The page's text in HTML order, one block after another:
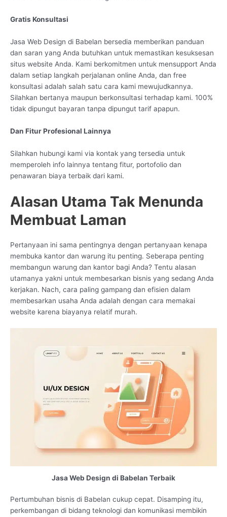
Gratis Konsultasi
Jasa Web Design di Babelan bersedia memberikan panduan
dan saran yang Anda butuhkan untuk memastikan kesuksesan
situs website Anda. Kami berkomitmen untuk mensupport Anda
dalam setiap langkah perjalanan online Anda, dan free
konsultasi adalah salah satu cara kami mewujudkannya.
Silahkan bertanya maupun berkonsultasi terhadap kami. 100%
tidak dipungut bayaran tanpa dipungut tarif apapun.
Dan Fitur Profesional Lainnya
Silahkan hubungi kami via kontak yang tersedia untuk
memperoleh info lainnya tentang fitur, portofolio dan
penawaran biaya terbaik dari kami.
Alasan Utama Tak Menunda
Membuat Laman
Pertanyaan ini sama pentingnya dengan pertanyaan kenapa
membuka kantor dan warung itu penting. Seberapa penting
membangun warung dan kantor bagi Anda? Tentu alasan
utamanya yakni untuk membesarkan bisnis yang sedang Anda
kerjakan. Nach, cara paling gampang dan efisien dalam
membesarkan usaha Anda adalah dengan cara memakai
website karena biayanya relatif murah.
Jasa Web Design di Babelan Terbaik
Pertumbuhan bisnis di Babelan cukup cepat. Disamping itu,
perkembangan di bidang teknologi dan komunikasi membikin